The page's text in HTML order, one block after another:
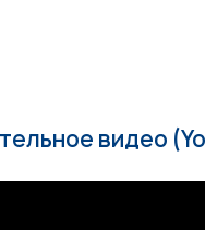
видео